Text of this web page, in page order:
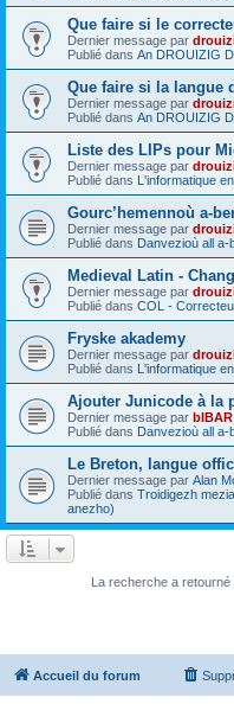
Que faire si le
Dernier message par
Publié dans An DROUIZIG
Que faire si la langue
Dernier message par
Publié dans An DROUIZIG
Liste des LIPs pour
Dernier message par
Publié dans L'informatique
Gourc’hemennoù a-
Dernier message par
Publié dans Danvezioù all a-
Medieval Latin -
Dernier message par
Publié dans COL -
Fryske akademy
Dernier message par
Publié dans L'informatique
Ajouter Junicode à la
Dernier message par bIBAR
Publié dans Danvezioù all a-
Le Breton, langue
Dernier message par Alan
Publié dans Troidigezh
anezho)
La recherche a retourné
Accueil du forum